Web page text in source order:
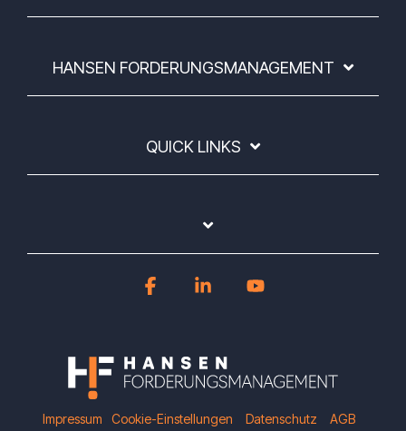
HANSEN FORDERUNGSMANAGEMENT
QUICK LINKS
Impressum Cookie-Einstellungen Datenschutz AGB
FacebookLinkedin